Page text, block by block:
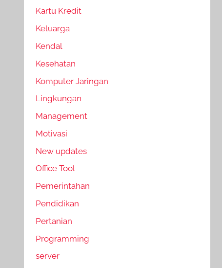
Kartu Kredit
Keluarga
Kendal
Kesehatan
Komputer Jaringan
Lingkungan
Management
Motivasi
New updates
Office Tool
Pemerintahan
Pendidikan
Pertanian
Programming
server